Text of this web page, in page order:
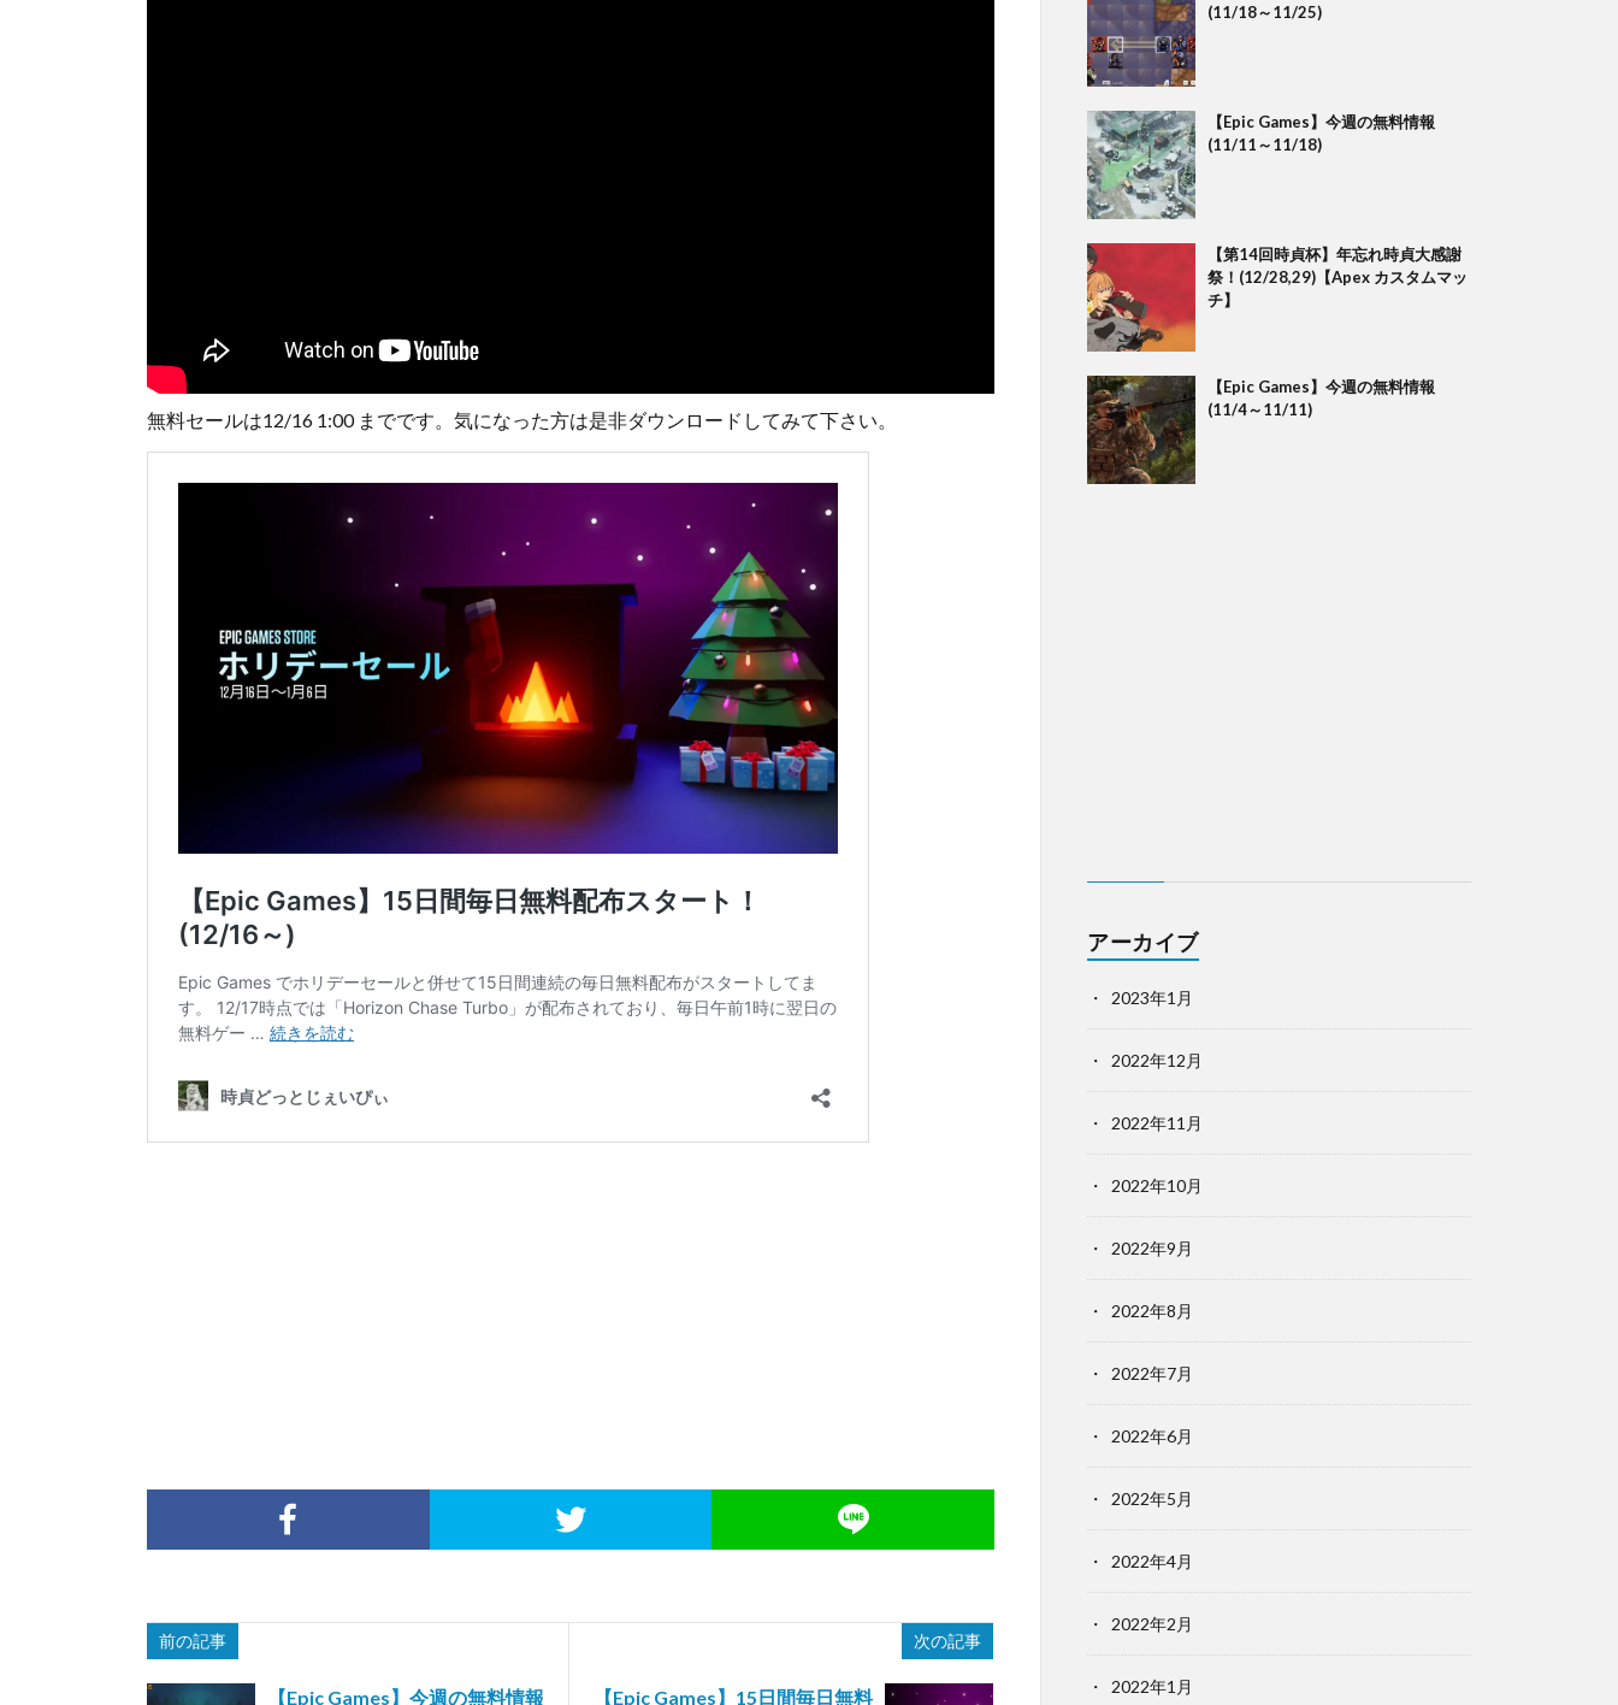
無料セールは12/16 1:00 までです。気になった方は是非ダウンロードしてみて下さい。
前の記事
【Epic Games】今週の無料情報
次の記事
【Epic Games】15日間毎日無料
(11/18～11/25)
【Epic Games】今週の無料情報
(11/11～11/18)
【第14回時貞杯】年忘れ時貞大感謝
祭！(12/28,29)【Apex カスタムマッ
チ】
【Epic Games】今週の無料情報
(11/4～11/11)
アーカイブ
2023年1月
2022年12月
2022年11月
2022年10月
2022年9月
2022年8月
2022年7月
2022年6月
2022年5月
2022年4月
2022年2月
2022年1月